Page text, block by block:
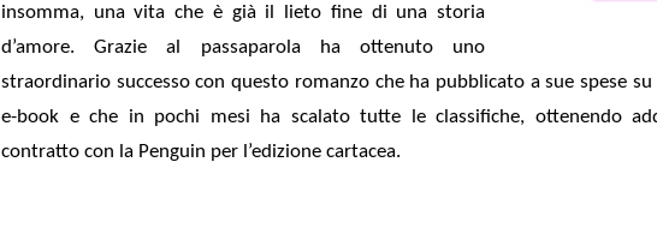
insomma, una vita che è già il lieto fine di una storia
d’amore. Grazie al passaparola ha ottenuto uno
straordinario successo con questo romanzo che ha pubblicato a sue spese
e-book e che in pochi mesi ha scalato tutte le classifiche, ottenendo
contratto con la Penguin per l’edizione cartacea.